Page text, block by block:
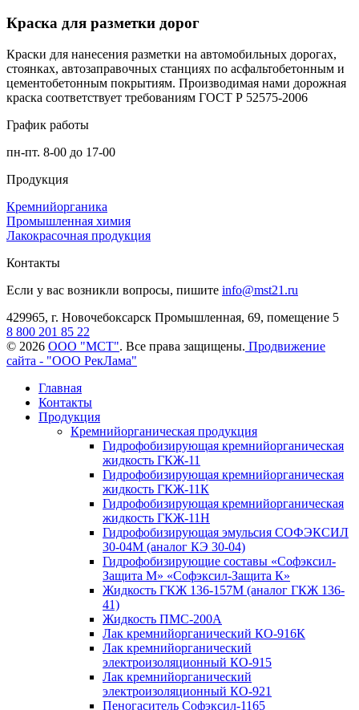
Краска для разметки дорог
Краски для нанесения разметки на автомобильных дорогах,
стоянках, автозаправочных станциях по асфальтобетонным и
цементобетонным покрытиям. Производимая нами дорожная
краска соответствует требованиям ГОСТ Р 52575-2006
График работы
пн-пт. 8-00 до 17-00
Продукция
Кремнийорганика
Промышленная химия
Лакокрасочная продукция
Контакты
Если у вас возникли вопросы, пишите info@mst21.ru
429965, г. Новочебоксарск Промышленная, 69, помещение 5
8 800 201 85 22
© 2026 ООО "МСТ". Все права защищены. Продвижение
сайта - "ООО РекЛама"
Главная
Контакты
Продукция
Кремнийорганическая продукция
Гидрофобизирующая кремнийорганическая
жидкость ГКЖ-11
Гидрофобизирующая кремнийорганическая
жидкость ГКЖ-11К
Гидрофобизирующая кремнийорганическая
жидкость ГКЖ-11Н
Гидрофобизирующая эмульсия СОФЭКСИЛ
30-04М (аналог КЭ 30-04)
Гидрофобизирующие составы «Софэксил-
Защита М» «Софэксил-Защита К»
Жидкость ГКЖ 136-157М (аналог ГКЖ 136-
41)
Жидкость ПМС-200А
Лак кремнийорганический КО-916К
Лак кремнийорганический
электроизоляционный КО-915
Лак кремнийорганический
электроизоляционный КО-921
Пеногаситель Софэксил-1165